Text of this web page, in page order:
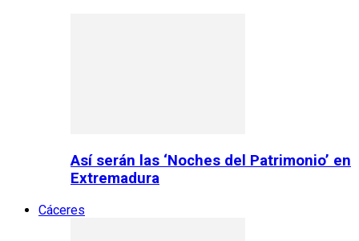
Así serán las ‘Noches del Patrimonio’ en
Extremadura
Cáceres